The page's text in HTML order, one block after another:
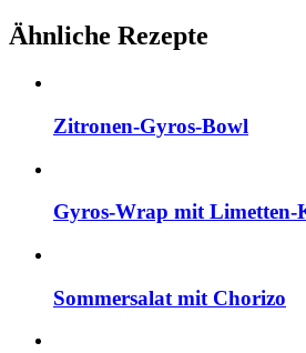
Ähnliche Rezepte
Zitronen-Gyros-Bowl
Gyros-Wrap mit Limetten-
Sommersalat mit Chorizo